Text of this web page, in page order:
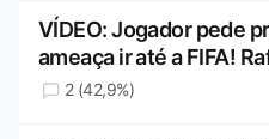
VÍDEO: Jogador pede
ameaça ir até a FIFA!
2 (42,9%)